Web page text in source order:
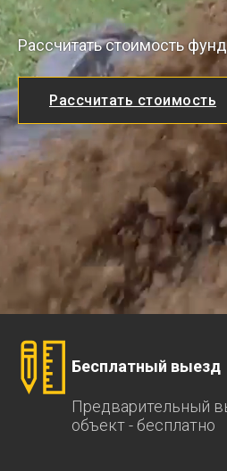
Рассчитать стоимость
Рассчитать стоимость
Бесплатный выезд
Предварительный
объект - бесплатно